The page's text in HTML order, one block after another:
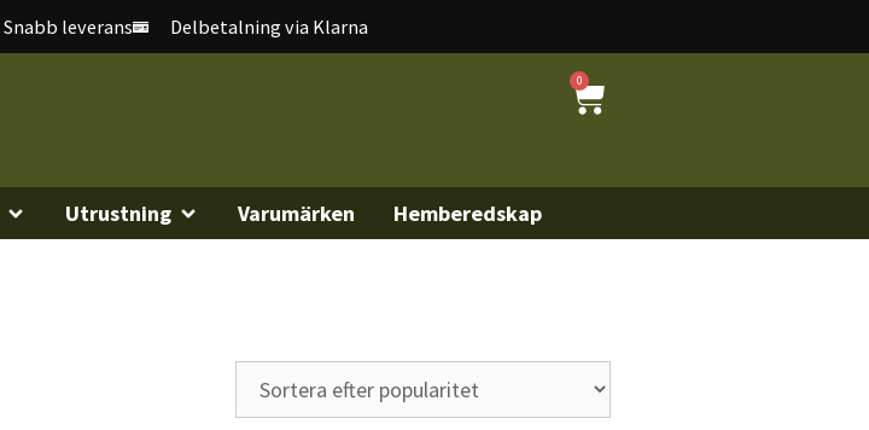
Snabb leverans Delbetalning via Klarna
0
Utrustning Varumärken Hemberedskap